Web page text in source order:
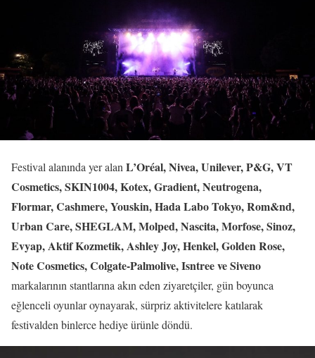
Festival alanında yer alan L’Oréal, Nivea, Unilever, P&G, VT
Cosmetics, SKIN1004, Kotex, Gradient, Neutrogena,
Flormar, Cashmere, Youskin, Hada Labo Tokyo, Rom&nd,
Urban Care, SHEGLAM, Molped, Nascita, Morfose, Sinoz,
Evyap, Aktif Kozmetik, Ashley Joy, Henkel, Golden Rose,
Note Cosmetics, Colgate-Palmolive, Isntree ve Siveno
markalarının stantlarına akın eden ziyaretçiler, gün boyunca
eğlenceli oyunlar oynayarak, sürpriz aktivitelere katılarak
festivalden binlerce hediye ürünle döndü.